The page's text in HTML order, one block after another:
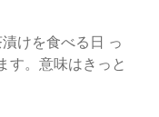
を食べる日 っ
。意味はきっと